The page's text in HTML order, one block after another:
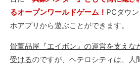
るオープンワールドゲーム！ PCダウ
ホアプリから遊ぶことができます。
骨董品屋『エイボン』の運営を支えな
受けるのですが、ヘテロシティは、人